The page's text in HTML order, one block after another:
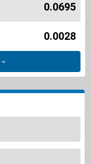
0.0695
0.0028